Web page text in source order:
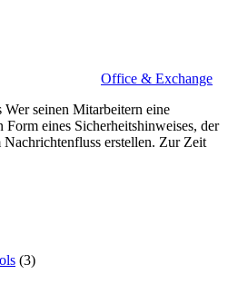
Office & Exchange
Wer seinen Mitarbeitern eine
eines Sicherheitshinweises, der
erstellen. Zur Zeit
(3)